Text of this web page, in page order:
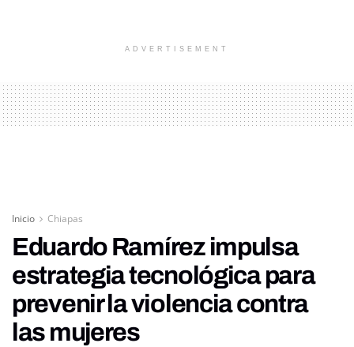
ADVERTISEMENT
Inicio Chiapas
Eduardo Ramírez impulsa
estrategia tecnológica para
prevenir la violencia contra
las mujeres